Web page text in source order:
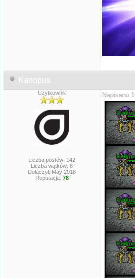
Kanopus
Użytkownik
Liczba postów: 142
Liczba wątków: 8
Dołączył: May 2018
Reputacja: 78
Napisano